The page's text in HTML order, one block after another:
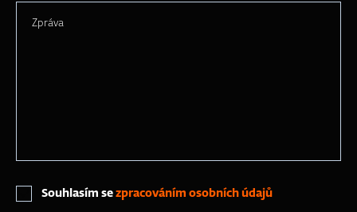
Zpráva
Souhlasím se zpracováním osobních údajů